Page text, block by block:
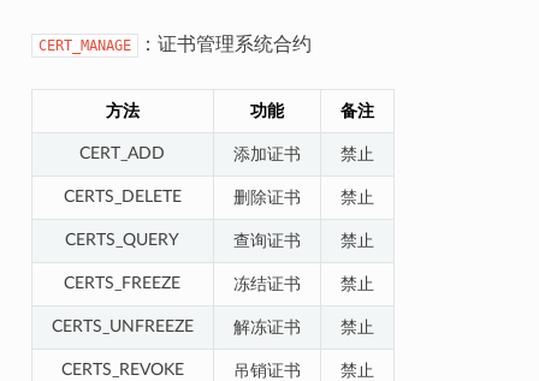
CERT_MANAGE ：证书管理系统合约
方法 功能 备注
CERT_ADD 添加证书 禁止
CERTS_DELETE 删除证书 禁止
CERTS_QUERY 查询证书 禁止
CERTS_FREEZE 冻结证书 禁止
CERTS_UNFREEZE 解冻证书 禁止
CERTS_REVOKE 吊销证书 禁止